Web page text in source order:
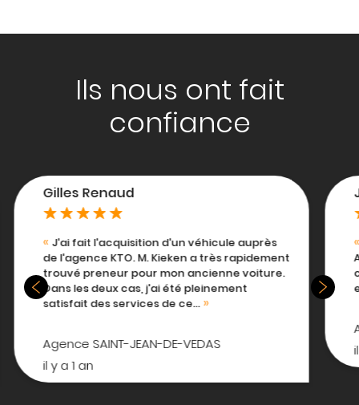
Ils nous ont fait
confiance
Jean-pierre Mazoin
Bonjour, je voudrais mettre un avis sur
Athos automobile, mais automatiquement
c'est votre page qui s'ouvre . Vous travaillez
ensemble ?...
il y a 1 an